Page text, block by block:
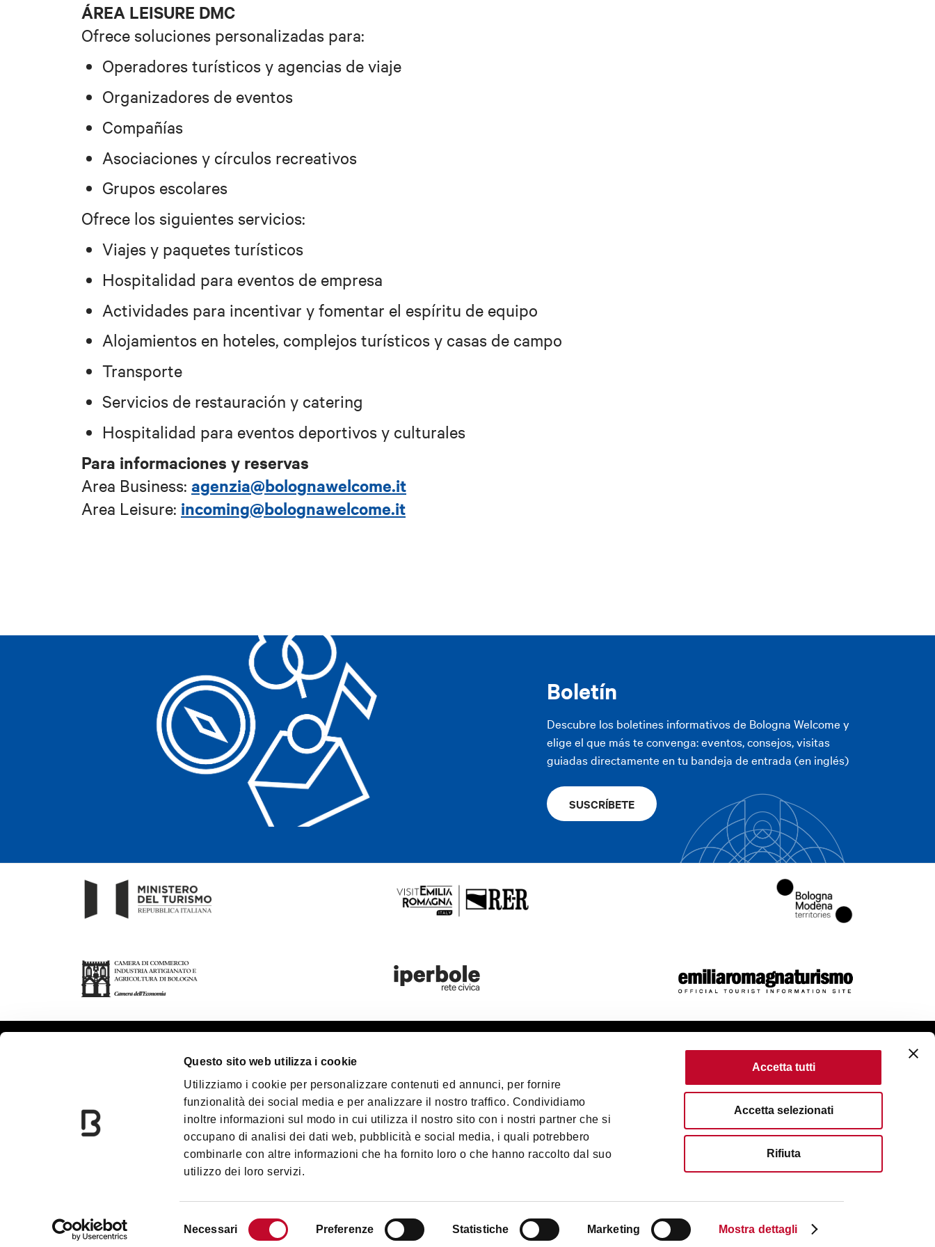
Questo sito web utilizza i cookie
Utilizziamo i cookie per personalizzare contenuti ed annunci, per fornire
funzionalità dei social media e per analizzare il nostro traffico. Condividiamo
inoltre informazioni sul modo in cui utilizza il nostro sito con i nostri partner che si
occupano di analisi dei dati web, pubblicità e social media, i quali potrebbero
combinarle con altre informazioni che ha fornito loro o che hanno raccolto dal suo
utilizzo dei loro servizi.
del
Necessari Preferenze Statistiche Marketing Mostra dettagli
Accetta tutti
Accetta selezionati
Rifiuta
ÁREA LEISURE DMC
Ofrece soluciones personalizadas para:
Operadores turísticos y agencias de viaje
Organizadores de eventos
Compañías
Asociaciones y círculos recreativos
Grupos escolares
Ofrece los siguientes servicios:
Viajes y paquetes turísticos
Hospitalidad para eventos de empresa
Actividades para incentivar y fomentar el espíritu de equipo
Alojamientos en hoteles, complejos turísticos y casas de campo
Transporte
Servicios de restauración y catering
Hospitalidad para eventos deportivos y culturales
Para informaciones y reservas
Area Business: agenzia@bolognawelcome.it
Area Leisure: incoming@bolognawelcome.it
Boletín
Descubre los boletines informativos de Bologna Welcome y
elige el que más te convenga: eventos, consejos, visitas
guiadas directamente en tu bandeja de entrada (en inglés)
SUSCRÍBETE
Convention Bureau
Bologna Welcome Incoming
Oficinas de información
Estudiantes
Blog
Descarga
Pórticos UNESCO de Bolonia
Privacy Policy Política de cookies Accessibility
Terms of use
Terms of purchase
certificado (PEC):fondazionebolognawelcome@legalmail.it